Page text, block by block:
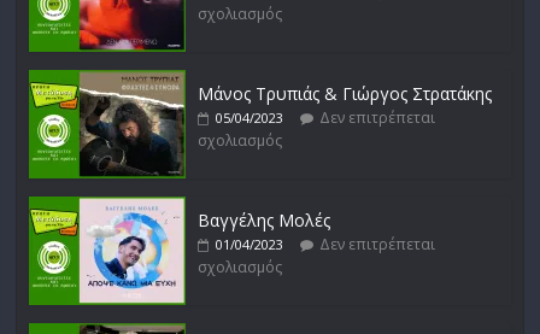
σχολιασμός
Μάνος Τρυπιάς & Γιώργος Στρατάκης
05/04/2023
Δεν επιτρέπεται
σχολιασμός
Βαγγέλης Μολές
01/04/2023
Δεν επιτρέπεται
σχολιασμός